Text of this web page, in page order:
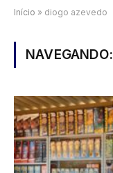
Início » diogo azevedo
NAVEGANDO: